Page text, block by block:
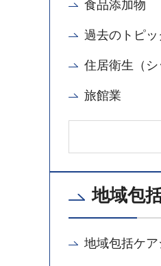
食品添加物
過去のトピッ
住居衛生（シ
旅館業
地域包
地域包括ケ